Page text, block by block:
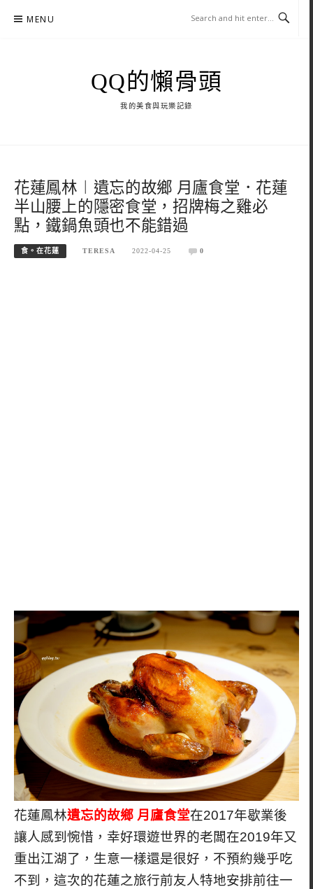
MENU
QQ的懶骨頭
我的美食與玩樂記錄
花蓮鳳林︱遺忘的故鄉 月廬食堂．花蓮
半山腰上的隱密食堂，招牌梅之雞必
點，鐵鍋魚頭也不能錯過
食。在花蓮 TERESA 2022-04-25 0
花蓮鳳林遺忘的故鄉 月廬食堂在2017年歇業後
讓人感到惋惜，幸好環遊世界的老闆在2019年又
重出江湖了，生意一樣還是很好，不預約幾乎吃
不到，這次的花蓮之旅行前友人特地安排前往一